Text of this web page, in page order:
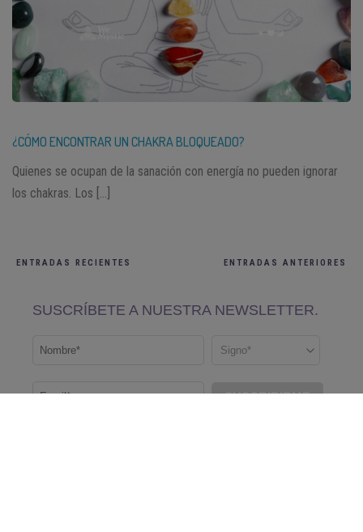
¿CÓMO ENCONTRAR UN CHAKRA BLOQUEADO?
Quienes se ocupan de la sanación con energía no pueden ignorar
los chakras. Los […]
ENTRADAS RECIENTES ENTRADAS ANTERIORES